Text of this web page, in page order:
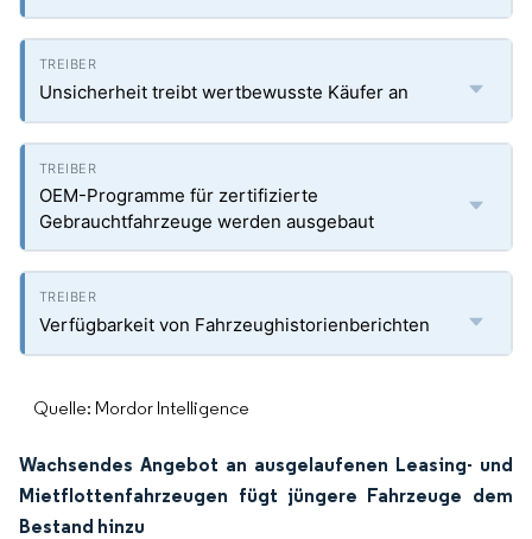
Unsicherheit treibt wertbewusste Käufer an
OEM-Programme für zertifizierte
Gebrauchtfahrzeuge werden ausgebaut
Verfügbarkeit von Fahrzeughistorienberichten
Quelle: Mordor Intelligence
Wachsendes Angebot an ausgelaufenen Leasing- und
Mietflottenfahrzeugen fügt jüngere Fahrzeuge dem
Bestand hinzu